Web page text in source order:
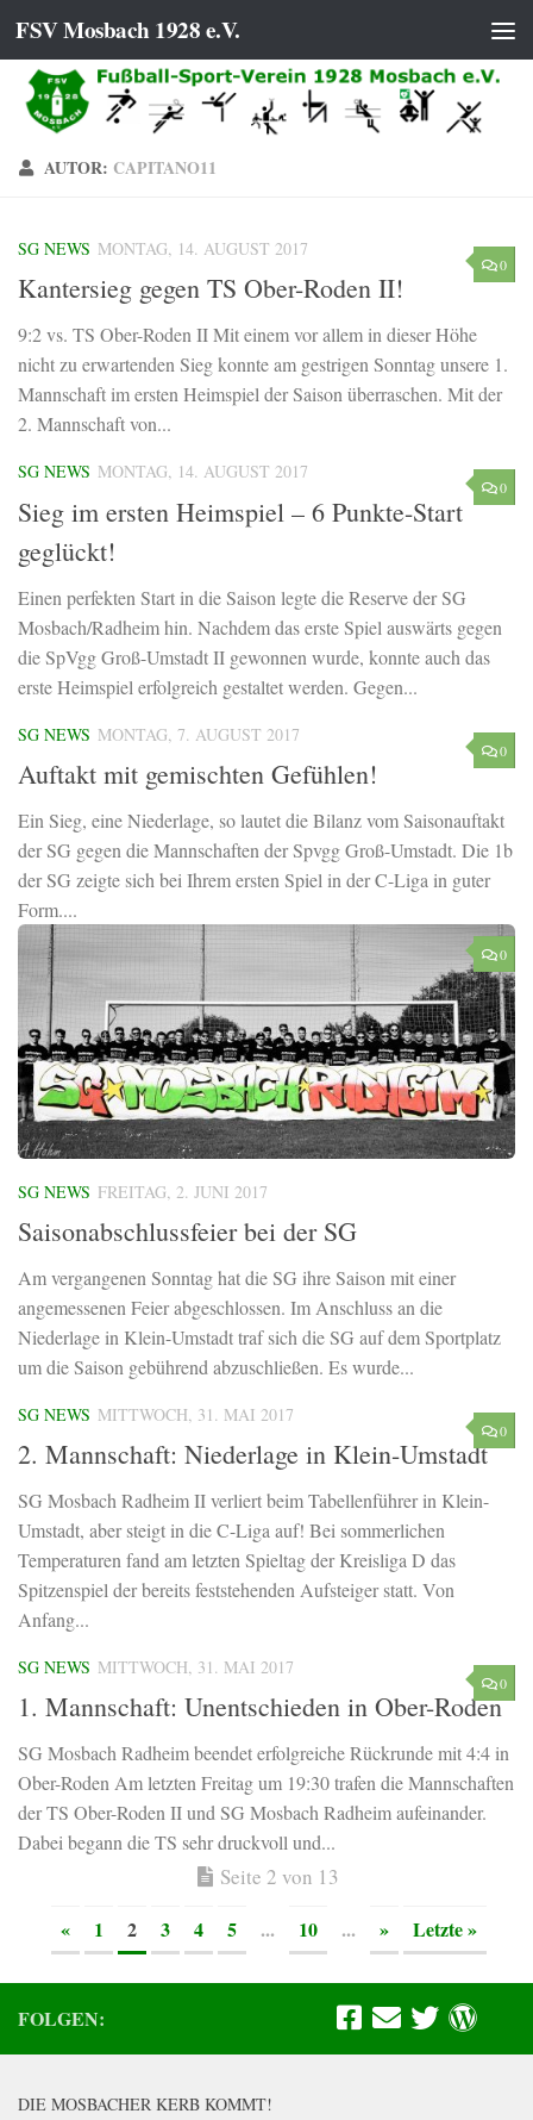
Zum Inhalt springen
FSV Mosbach 1928 e.V.
AUTOR: CAPITANO11
0
SG NEWS MONTAG, 14. AUGUST 2017
Kantersieg gegen TS Ober-Roden II!
9:2 vs. TS Ober-Roden II Mit einem vor allem in dieser Höhe
nicht zu erwartenden Sieg konnte am gestrigen Sonntag unsere 1.
Mannschaft im ersten Heimspiel der Saison überraschen. Mit der
2. Mannschaft von...
0
SG NEWS MONTAG, 14. AUGUST 2017
Sieg im ersten Heimspiel – 6 Punkte-Start
geglückt!
Einen perfekten Start in die Saison legte die Reserve der SG
Mosbach/Radheim hin. Nachdem das erste Spiel auswärts gegen
die SpVgg Groß-Umstadt II gewonnen wurde, konnte auch das
erste Heimspiel erfolgreich gestaltet werden. Gegen...
0
SG NEWS MONTAG, 7. AUGUST 2017
Auftakt mit gemischten Gefühlen!
Ein Sieg, eine Niederlage, so lautet die Bilanz vom Saisonauftakt
der SG gegen die Mannschaften der Spvgg Groß-Umstadt. Die 1b
der SG zeigte sich bei Ihrem ersten Spiel in der C-Liga in guter
Form....
0
SG NEWS FREITAG, 2. JUNI 2017
Saisonabschlussfeier bei der SG
Am vergangenen Sonntag hat die SG ihre Saison mit einer
angemessenen Feier abgeschlossen. Im Anschluss an die
Niederlage in Klein-Umstadt traf sich die SG auf dem Sportplatz
um die Saison gebührend abzuschließen. Es wurde...
0
SG NEWS MITTWOCH, 31. MAI 2017
2. Mannschaft: Niederlage in Klein-Umstadt
SG Mosbach Radheim II verliert beim Tabellenführer in Klein-
Umstadt, aber steigt in die C-Liga auf! Bei sommerlichen
Temperaturen fand am letzten Spieltag der Kreisliga D das
Spitzenspiel der bereits feststehenden Aufsteiger statt. Von
Anfang...
0
SG NEWS MITTWOCH, 31. MAI 2017
1. Mannschaft: Unentschieden in Ober-Roden
SG Mosbach Radheim beendet erfolgreiche Rückrunde mit 4:4 in
Ober-Roden Am letzten Freitag um 19:30 trafen die Mannschaften
der TS Ober-Roden II und SG Mosbach Radheim aufeinander.
Dabei begann die TS sehr druckvoll und...
Seite 2 von 13
«
1 2 3 4 5 ... 10 ... » Letzte »
FOLGEN:
DIE MOSBACHER KERB KOMMT!